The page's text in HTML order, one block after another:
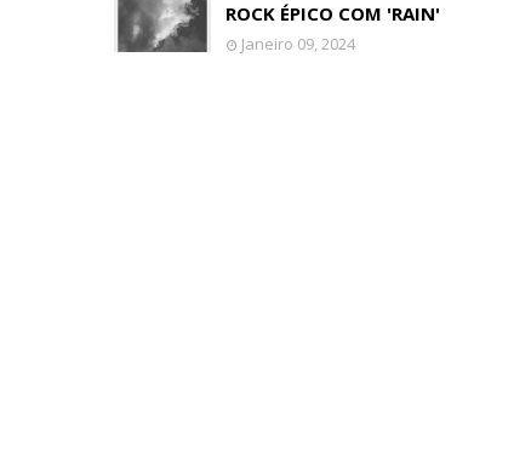
ROCK ÉPICO COM 'RAIN'
Janeiro 09, 2024